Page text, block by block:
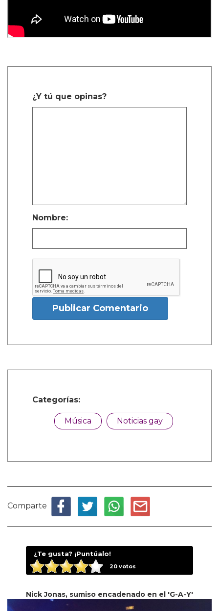
¿Y tú que opinas?
Nombre:
Publicar Comentario
Categorías:
Música Noticias gay
Comparte
¿Te gusta? ¡Puntúalo!
20votos
Nick Jonas, sumiso encadenado en el 'G-A-Y'